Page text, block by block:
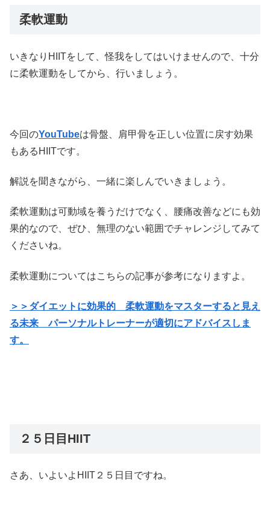
柔軟運動
いきなりHIITをして、怪我をしてはいけませんので、十分
に柔軟運動をしてから、行いましょう。
今回のYouTubeは骨盤、肩甲骨を正しい位置に戻す効果
もあるHIITです。
解説を聞きながら、一緒に楽しんでいきましょう。
柔軟運動は可動域を養うだけでなく、腰痛改善などにも効
果的なので、ぜひ、無理のない範囲でチャレンジしてみて
くださいね。
柔軟運動についてはこちらの記事が参考になりますよ。
＞＞ダイエットに効果的 柔軟運動をマスターすると見え
る未来 パーソナルトレーナーが適切にアドバイスしま
す。
２５日目HIIT
さあ、いよいよHIIT２５日目ですね。